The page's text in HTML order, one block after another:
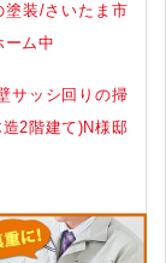
装/さいたま市
ーム中
サッシ回りの掃
2階建て)N様邸